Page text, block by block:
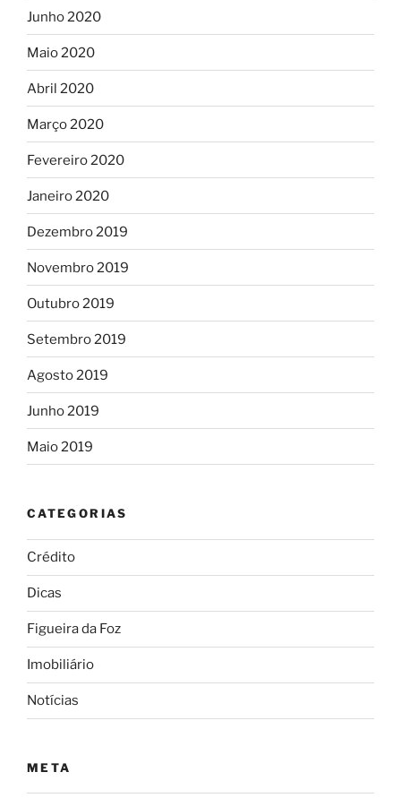
Junho 2020
Maio 2020
Abril 2020
Março 2020
Fevereiro 2020
Janeiro 2020
Dezembro 2019
Novembro 2019
Outubro 2019
Setembro 2019
Agosto 2019
Junho 2019
Maio 2019
CATEGORIAS
Crédito
Dicas
Figueira da Foz
Imobiliário
Notícias
META